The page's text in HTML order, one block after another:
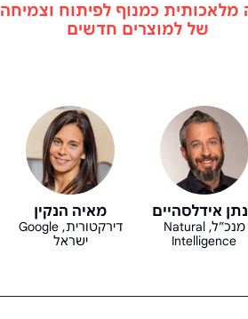
מלאכותית כמנוף לפיתוח וצמיחה
של למוצרים חדשים
אידלסהיים
מנכ״ל, Natural
Intelligence
מאיה הנקין
דירקטורית, Google
ישראל